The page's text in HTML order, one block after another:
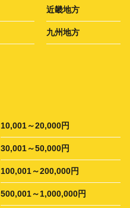
近畿地方
九州地方
10,001～20,000円
30,001～50,000円
100,001～200,000円
500,001～1,000,000円